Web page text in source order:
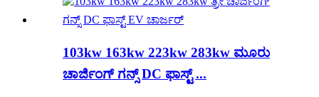
103kw 163kw 223kw 283kw ಮೂರು
ಚಾರ್ಜಿಂಗ್ ಗನ್ಸ್ DC ಫಾಸ್ಟ್ ...